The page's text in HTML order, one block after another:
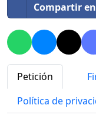
Compartir
Petición
Política de